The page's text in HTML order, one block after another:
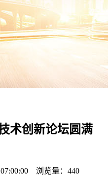
术创新论坛圆满
浏览量： 440